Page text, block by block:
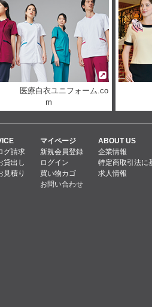
療白衣ユニフォーム.co
m
エス
グ請求
貸出し
見積り
マイページ
新規会員登録
ログイン
買い物カゴ
お問い合わせ
ABOUT US
企業情報
特定商取引法に
求人情報